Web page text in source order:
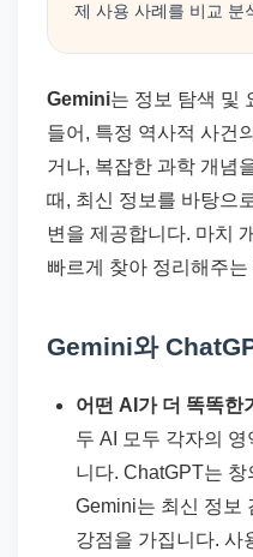
제 사용 사례를 비교 분
Gemini는 정보 탐색 및
들어, 특정 역사적 사건
거나, 복잡한 과학 개념
때, 최신 정보를 바탕으
변을 제공합니다. 마치
빠르게 찾아 정리해주
Gemini와
어떤 AI가 더 똑똑한
두 AI 모두 각자의
니다. ChatGPT는
Gemini는 최신 정보
강점을 가집니다. 사